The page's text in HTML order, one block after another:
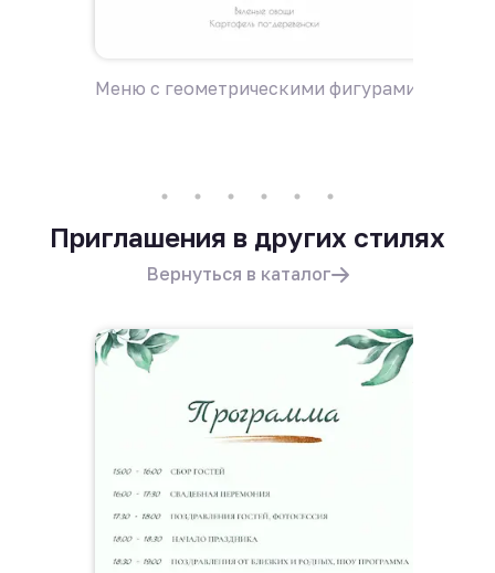
Меню с геометрическими фигурами
Приглашения в других стилях
Вернуться в каталог